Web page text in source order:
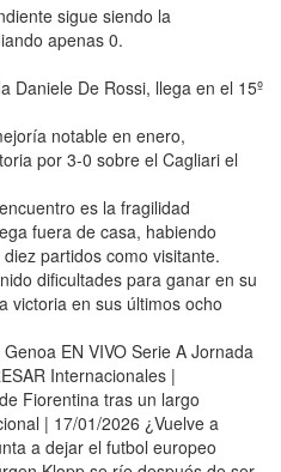
sigue siendo la
apenas 0.
Daniele De Rossi, llega en el 15º
notable en enero,
por 3-0 sobre el Cagliari el
es la fragilidad
fuera de casa, habiendo
partidos como visitante.
dificultades para ganar en su
victoria en sus últimos ocho
EN VIVO Serie A Jornada
Internacionales |
Fiorentina tras un largo
| 17/01/2026 ¿Vuelve a
a dejar el futbol europeo